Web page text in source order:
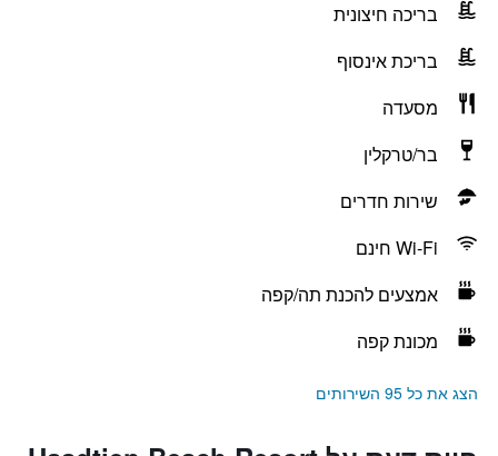
בריכה חיצונית
בריכת אינסוף
מסעדה
בר/טרקלין
שירות חדרים
Wi-Fi חינם
אמצעים להכנת תה/קפה
מכונת קפה
הצג את כל 95 השירותים